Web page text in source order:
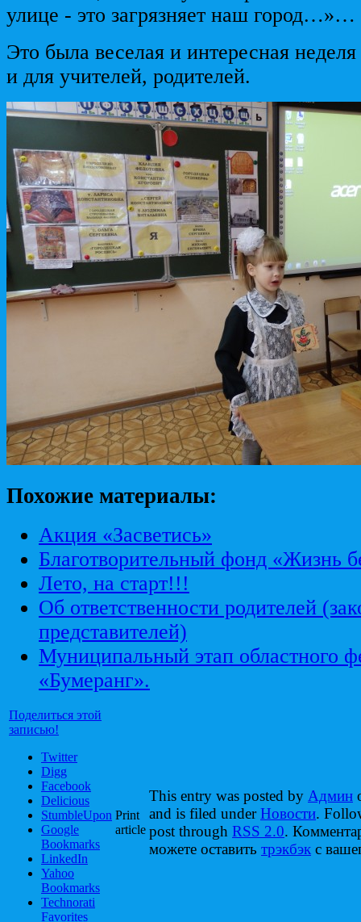
улице - это загрязняет наш город…»…
Это была веселая и интересная
и для учителей, родителей.
Похожие материалы:
Акция «Засветись»
Благотворительный фонд «Жизнь
Лето, на старт!!!
Об ответственности родителей
представителей)
Муниципальный этап областного
«Бумеранг».
Поделиться этой
записью!
Twitter
Digg
Facebook
Delicious
StumbleUpon
Google
Bookmarks
LinkedIn
Yahoo
Bookmarks
Technorati
Favorites
Print
article
This entry was posted by Админ
and is filed underНовости.
post through RSS 2.0.
можете оставить трэкбэк с